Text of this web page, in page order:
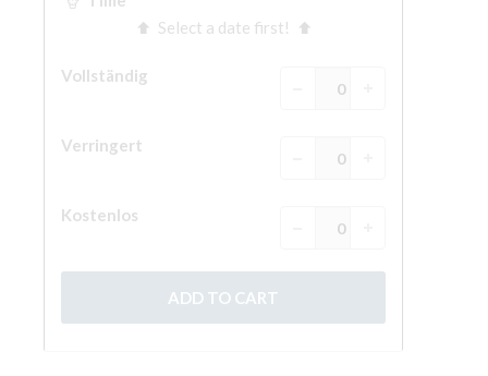
Eine Geführte Tour buchen
FRANÇAIS
ESPAÑOL